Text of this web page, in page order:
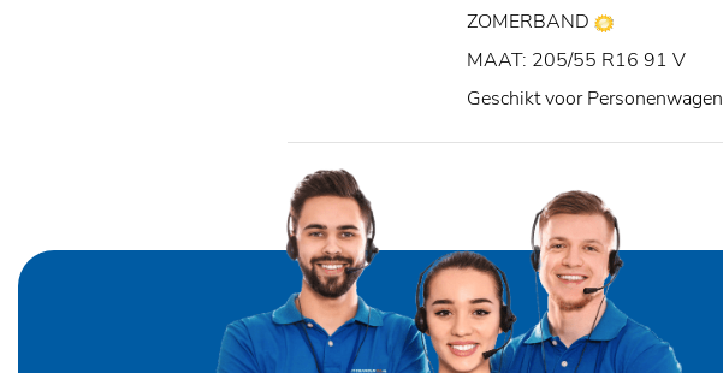
ZOMERBAND
MAAT: 205/55 R16 91 V
Geschikt voor Personenwagen